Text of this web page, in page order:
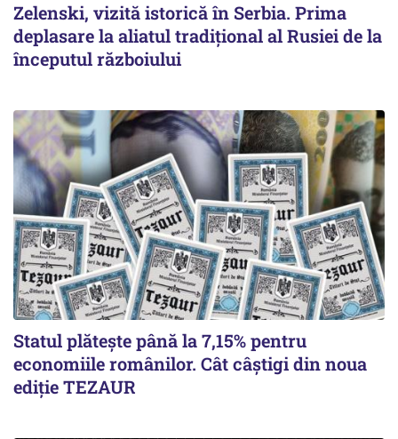
Zelenski, vizită istorică în Serbia. Prima
deplasare la aliatul tradițional al Rusiei de la
începutul războiului
Statul plătește până la 7,15% pentru
economiile românilor. Cât câștigi din noua
ediție TEZAUR